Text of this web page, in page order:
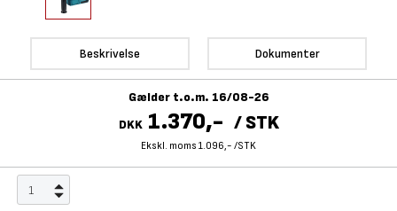
Beskrivelse Dokumenter
Gælder t.o.m. 16/08-26
DKK 1.370,- / STK
Ekskl. moms 1.096,- /STK